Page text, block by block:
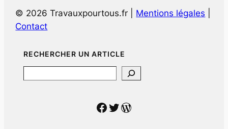
© 2026 Travauxpourtous.fr | Mentions légales
Contact
RECHERCHER UN ARTICLE
Facebook
Twitter
WordPress